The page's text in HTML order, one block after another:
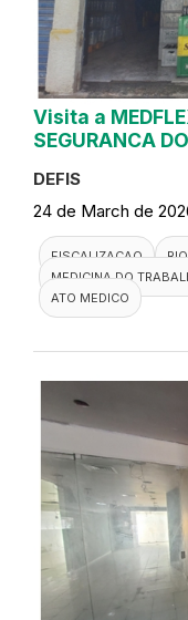
Visita a
SEGURANCA
DEFIS
24 de March de
FISCALIZACAO
MEDICINA DO
ATO MEDICO